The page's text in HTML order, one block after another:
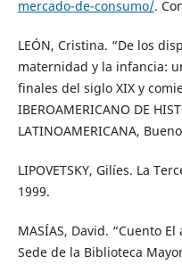
mercado-de-consumo/.
LEÓN, Cristina. “De los
maternidad y la infancia:
finales del siglo XIX y
IBEROAMERICANO DE
LATINOAMERICANA,
LIPOVETSKY, Gilíes. La
1999.
MASÍAS, David. “Cuento
Sede de la Biblioteca